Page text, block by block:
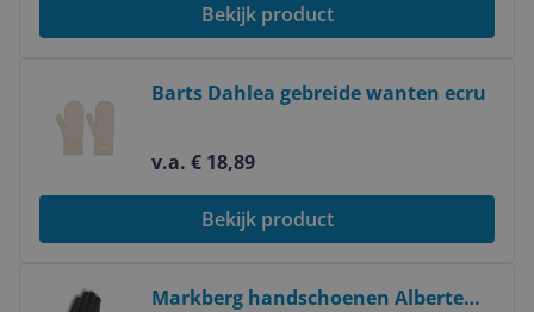
Bekijk product
Barts Dahlea gebreide wanten ecru
v.a. € 18,89
Bekijk product
Markberg handschoenen Alberte